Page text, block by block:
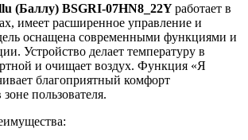
(Баллу) BSGRI-07HN8_22Y работает в
имеет расширенное управление и
оснащена современными функциями и
Устройство делает температуру в
и очищает воздух. Функция «Я
благоприятный комфорт
пользователя.